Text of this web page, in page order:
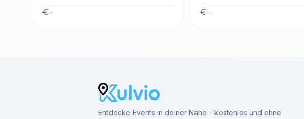
– –
Entdecke Events in deiner Nähe – kostenlos und ohne